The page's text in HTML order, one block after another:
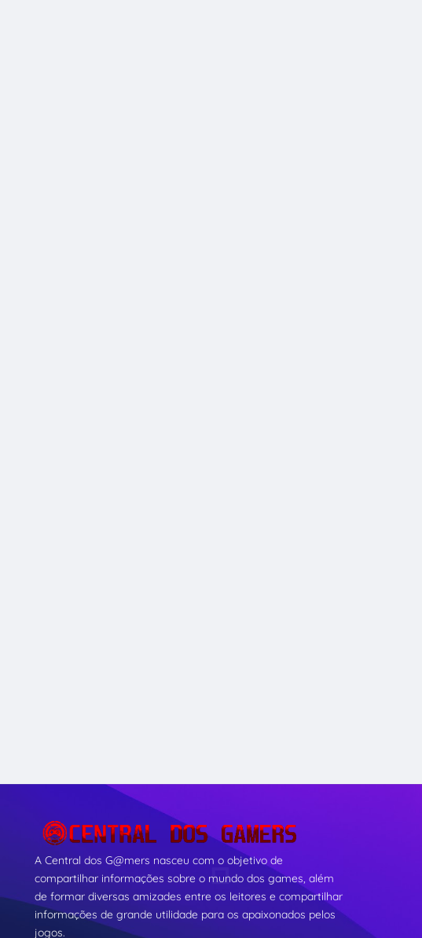
A Central dos G@mers nasceu com o objetivo de
compartilhar informações sobre o mundo dos games, além
de formar diversas amizades entre os leitores e compartilhar
informações de grande utilidade para os apaixonados pelos
jogos.